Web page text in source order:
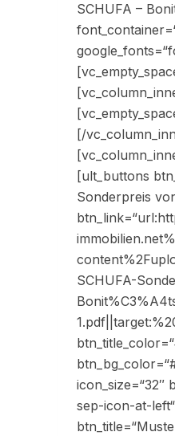
SCHUFA –
[/
[ult_buttons
Sonderpreis
SCHUFA-
icon_size=“32″
sep-icon-at-